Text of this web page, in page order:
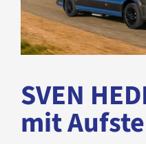
SVEN
mit